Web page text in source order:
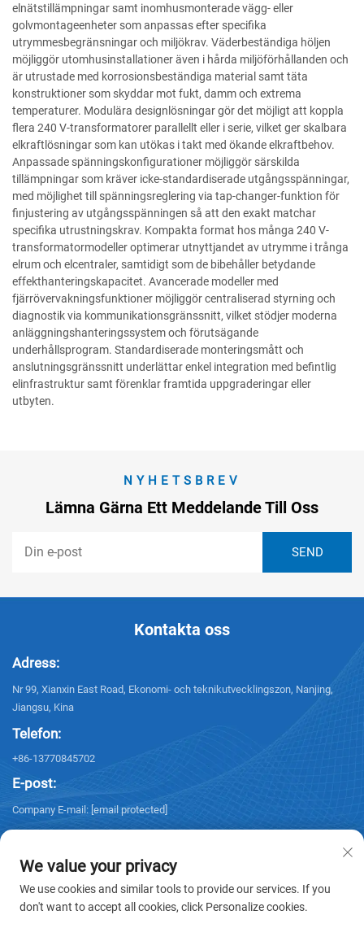
elnätstillämpningar samt inomhusmonterade vägg- eller
golvmontageenheter som anpassas efter specifika
utrymmesbegränsningar och miljökrav. Väderbeständiga höljen
möjliggör utomhusinstallationer även i hårda miljöförhållanden och
är utrustade med korrosionsbeständiga material samt täta
konstruktioner som skyddar mot fukt, damm och extrema
temperaturer. Modulära designlösningar gör det möjligt att koppla
flera 240 V-transformatorer parallellt eller i serie, vilket ger skalbara
elkraftlösningar som kan utökas i takt med ökande elkraftbehov.
Anpassade spänningskonfigurationer möjliggör särskilda
tillämpningar som kräver icke-standardiserade utgångsspänningar,
med möjlighet till spänningsreglering via tap-changer-funktion för
finjustering av utgångsspänningen så att den exakt matchar
specifika utrustningskrav. Kompakta format hos många 240 V-
transformatormodeller optimerar utnyttjandet av utrymme i trånga
elrum och elcentraler, samtidigt som de bibehåller betydande
effekthanteringskapacitet. Avancerade modeller med
fjärrövervakningsfunktioner möjliggör centraliserad styrning och
diagnostik via kommunikationsgränssnitt, vilket stödjer moderna
anläggningshanteringssystem och förutsägande
underhållsprogram. Standardiserade monteringsmått och
anslutningsgränssnitt underlättar enkel integration med befintlig
elinfrastruktur samt förenklar framtida uppgraderingar eller
utbyten.
NYHETSBREV
Lämna Gärna Ett Meddelande Till Oss
Kontakta oss
Adress:
Nr 99, Xianxin East Road, Ekonomi- och teknikutvecklingszon, Nanjing,
Jiangsu, Kina
Telefon:
+86-13770845702
E-post:
Company E-mail: [email protected]
We value your privacy
We use cookies and similar tools to provide our services. If you
don't want to accept all cookies, click Personalize cookies.